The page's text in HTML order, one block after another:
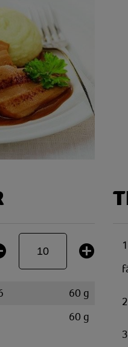
60 g
60 g